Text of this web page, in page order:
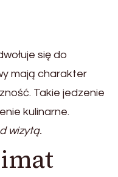
się do
mają charakter
Takie jedzenie
kulinarne.
wizytą.